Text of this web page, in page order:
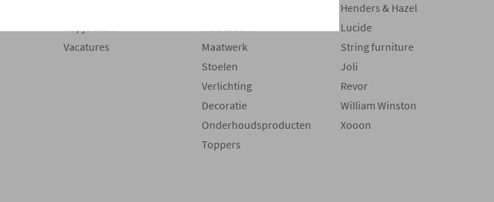
Hapje eten
Vacatures
Matrassen
Maatwerk
Stoelen
Verlichting
Decoratie
Onderhoudsproducten
Toppers
Henders & Hazel
Lucide
String furniture
Joli
Revor
William Winston
Xooon